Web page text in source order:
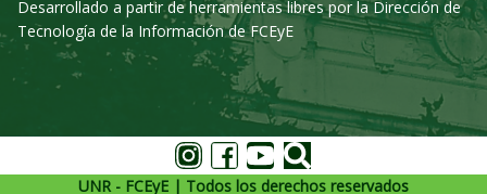
Desarrollado a partir de herramientas libres por la Dirección de
Tecnología de la Información de FCEyE
UNR - FCEyE | Todos los derechos reservados